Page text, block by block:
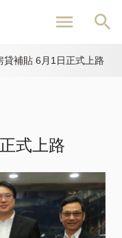
貸補貼 6月1日正式上路
式上路